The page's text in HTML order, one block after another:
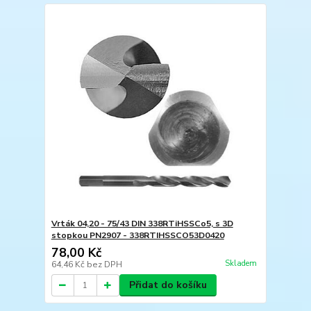
Vrták 04,20 - 75/43 DIN 338RTiHSSCo5, s 3D
stopkou PN2907 - 338RTIHSSCO53D0420
78,00 Kč
64,46 Kč bez DPH Skladem
Přidat do košíku